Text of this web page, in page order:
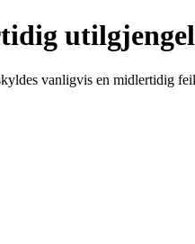
vanligvis en midlertidig